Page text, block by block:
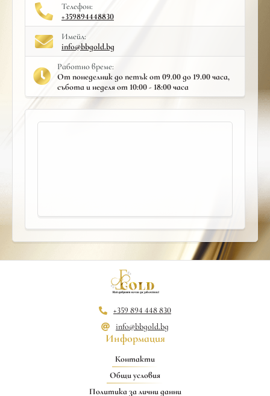
Телефон:
+359894448830
Имейл:
info@bbgold.bg
Работно време:
От понеделник до петък от 09.00 до 19.00 часа,
събота и неделя от 10:00 - 18:00 часа
+359 894 448 830
info@bbgold.bg
Информация
Контакти
Общи условия
Политика за лични данни